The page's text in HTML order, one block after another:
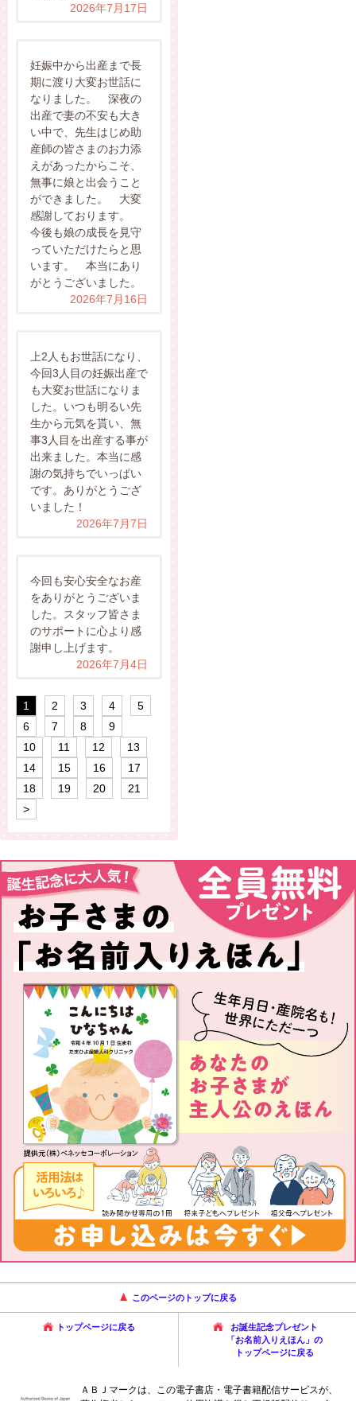
2026年7月17日
妊娠中から出産まで長
期に渡り大変お世話に
なりました。 深夜の
出産で妻の不安も大き
い中で、先生はじめ助
産師の皆さまのお力添
えがあったからこそ、
無事に娘と出会うこと
ができました。 大変
感謝しております。
今後も娘の成長を見守
っていただけたらと思
います。 本当にあり
がとうございました。
2026年7月16日
上2人もお世話になり、
今回3人目の妊娠出産で
も大変お世話になりま
した。いつも明るい先
生から元気を貰い、無
事3人目を出産する事が
出来ました。本当に感
謝の気持ちでいっぱい
です。ありがとうござ
いました！
2026年7月7日
今回も安心安全なお産
をありがとうございま
した。スタッフ皆さま
のサポートに心より感
謝申し上げます。
2026年7月4日
1 2 3 4
5
6
7 8
9
10
11 12
13
14
15 16
17
18
19 20
21
>
このページのトップに戻る
トップページに戻る
お誕生記念プレゼント
「お名前入りえほん」の
トップページに戻る
ＡＢＪマークは、この電子書店・電子書籍配信サービスが、